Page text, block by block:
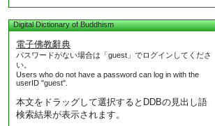
Digital Dictionary of Buddhism
電子佛教辭典
パスワードがない場合は「guest」でログインしてくださ
い。
Users who do not have a password can log in with the
userID "guest".
本文をドラッグして選択するとDDBの見出し語
検索結果が表示されます。